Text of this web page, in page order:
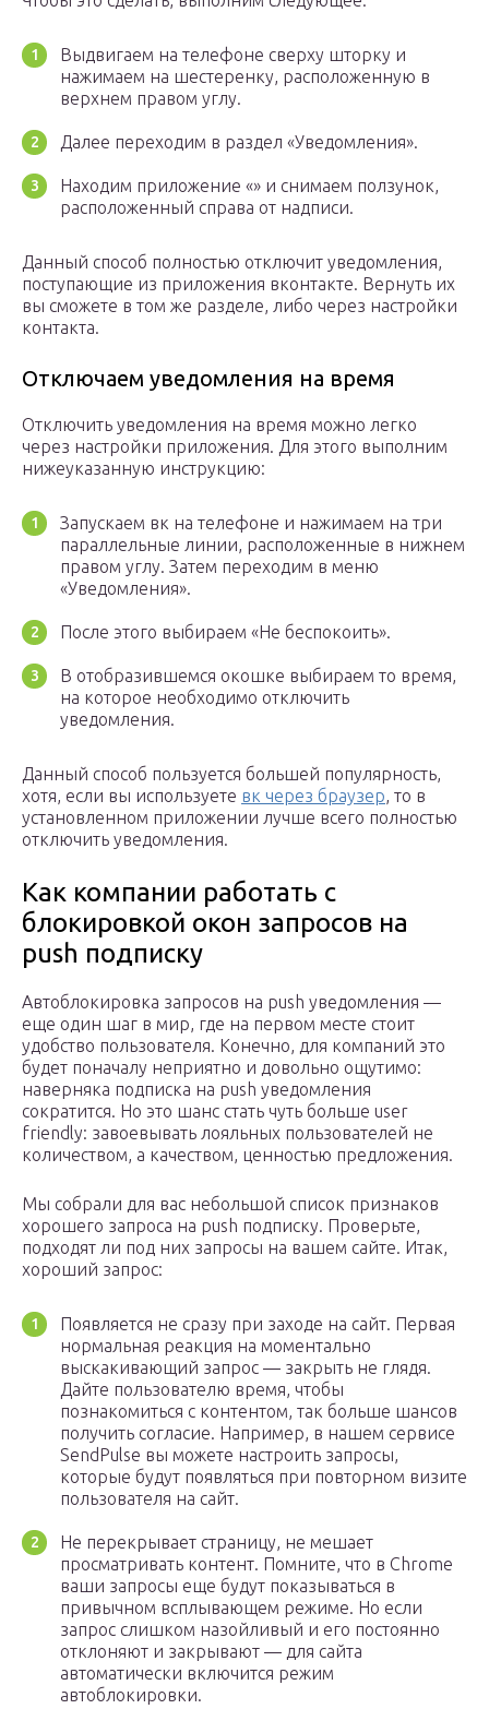
Выдвигаем на телефоне сверху шторку и
нажимаем на шестеренку, расположенную в
верхнем правом углу.
Далее переходим в раздел «Уведомления».
Находим приложение «» и снимаем ползунок,
расположенный справа от надписи.
Данный способ полностью отключит уведомления,
поступающие из приложения вконтакте. Вернуть их
вы сможете в том же разделе, либо через настройки
контакта.
Отключаем уведомления на время
Отключить уведомления на время можно легко
через настройки приложения. Для этого выполним
нижеуказанную инструкцию:
Запускаем вк на телефоне и нажимаем на три
параллельные линии, расположенные в нижнем
правом углу. Затем переходим в меню
«Уведомления».
После этого выбираем «Не беспокоить».
В отобразившемся окошке выбираем то время,
на которое необходимо отключить
уведомления.
Данный способ пользуется большей популярность,
хотя, если вы используете вк через браузер, то в
установленном приложении лучше всего полностью
отключить уведомления.
Как компании работать с
блокировкой окон запросов на
push подписку
Автоблокировка запросов на push уведомления —
еще один шаг в мир, где на первом месте стоит
удобство пользователя. Конечно, для компаний это
будет поначалу неприятно и довольно ощутимо:
наверняка подписка на push уведомления
сократится. Но это шанс стать чуть больше user
friendly: завоевывать лояльных пользователей не
количеством, а качеством, ценностью предложения.
Мы собрали для вас небольшой список признаков
хорошего запроса на push подписку. Проверьте,
подходят ли под них запросы на вашем сайте. Итак,
хороший запрос:
Появляется не сразу при заходе на сайт. Первая
нормальная реакция на моментально
выскакивающий запрос — закрыть не глядя.
Дайте пользователю время, чтобы
познакомиться с контентом, так больше шансов
получить согласие. Например, в нашем сервисе
SendPulse вы можете настроить запросы,
которые будут появляться при повторном визите
пользователя на сайт.
Не перекрывает страницу, не мешает
просматривать контент. Помните, что в Chrome
ваши запросы еще будут показываться в
привычном всплывающем режиме. Но если
запрос слишком назойливый и его постоянно
отклоняют и закрывают — для сайта
автоматически включится режим
автоблокировки.